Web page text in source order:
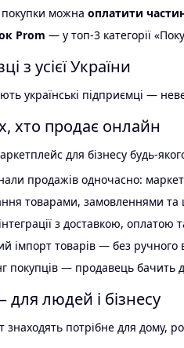
покупки можна оплатити
Prom — у топ-3 категорії
з усієї України
українські підприємці —
хто продає онлайн
для бізнесу будь-
продажів одночасно:
товарами, замовленнями та
інтеграції з доставкою, оплатою
імпорт товарів — без ручного
покупців — продавець бачить
для людей і бізнесу
знаходять потрібне для дому,